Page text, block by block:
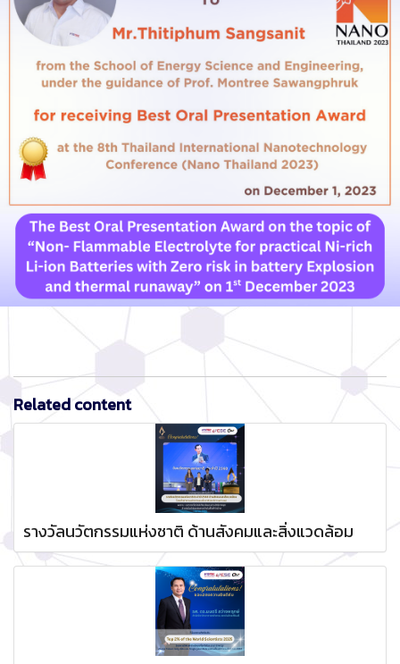
Related content
รางวัลนวัตกรรมแห่งชาติ ด้านสังคมและสิ่งแวดล้อม